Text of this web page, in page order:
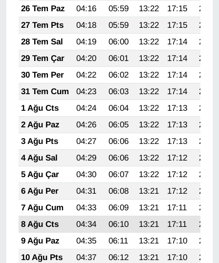
26 Tem Paz
04:16 05:59 13:22 17:15
20:36
27 Tem Pts
04:18 05:59 13:22 17:15
20:35
28 Tem Sal
04:19 06:00 13:22 17:14
20:34
29 Tem Çar
04:20 06:01 13:22 17:14
20:33
30 Tem Per
04:22 06:02 13:22 17:14
20:32
31 Tem Cum
04:23 06:03 13:22 17:14
20:31
1 Ağu Cts
04:24 06:04 13:22 17:13
20:30
2 Ağu Paz
04:26 06:05 13:22 17:13
20:29
3 Ağu Pts
04:27 06:06 13:22 17:13
20:28
4 Ağu Sal
04:29 06:06 13:22 17:12
20:27
5 Ağu Çar
04:30 06:07 13:22 17:12
20:26
6 Ağu Per
04:31 06:08 13:21 17:12
20:25
7 Ağu Cum
04:33 06:09 13:21 17:11
20:24
8 Ağu Cts
04:34 06:10 13:21 17:11
20:22
9 Ağu Paz
04:35 06:11 13:21 17:10
20:21
10 Ağu Pts
04:37 06:12 13:21 17:10
20:20
POLİTİKA
Resmi İlanlar
RÖPORTAJ
SAĞLIK
Seri İlan
Sinema - TV
SİYASET
SPOR
TEBRİK
TEKNOLOJİ